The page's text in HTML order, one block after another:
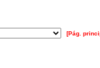
[Pág.